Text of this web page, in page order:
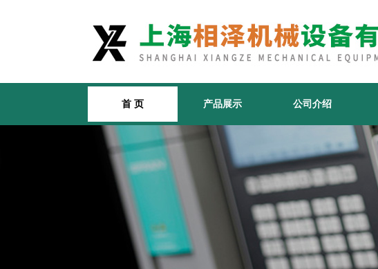
首 页 产品展示 公司介绍